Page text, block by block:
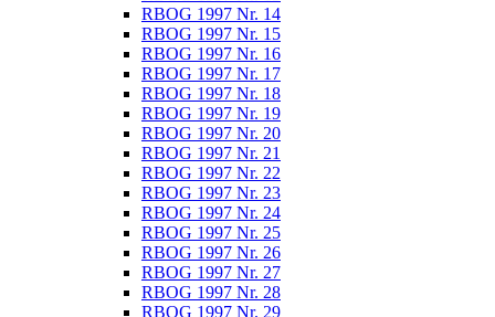
RBOG 1997 Nr. 14
RBOG 1997 Nr. 15
RBOG 1997 Nr. 16
RBOG 1997 Nr. 17
RBOG 1997 Nr. 18
RBOG 1997 Nr. 19
RBOG 1997 Nr. 20
RBOG 1997 Nr. 21
RBOG 1997 Nr. 22
RBOG 1997 Nr. 23
RBOG 1997 Nr. 24
RBOG 1997 Nr. 25
RBOG 1997 Nr. 26
RBOG 1997 Nr. 27
RBOG 1997 Nr. 28
RBOG 1997 Nr. 29